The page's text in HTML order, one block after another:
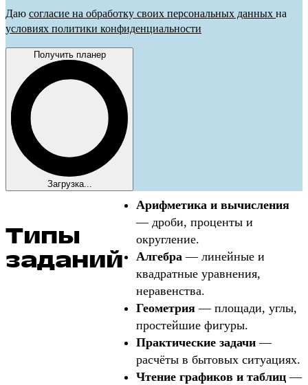
Даю согласие на обработку своих персональных данных на
условиях политики конфиденциальности
Получить планер
Загрузка...
Типы
заданий
Арифметика и вычисления
— дроби, проценты и
округление.
Алгебра — линейные и
квадратные уравнения,
неравенства.
Геометрия — площади, углы,
простейшие фигуры.
Практические задачи —
расчёты в бытовых ситуациях.
Чтение графиков и таблиц —